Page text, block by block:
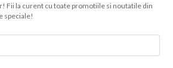
Fii la curent cu toate promotiile si noutatile din
speciale!